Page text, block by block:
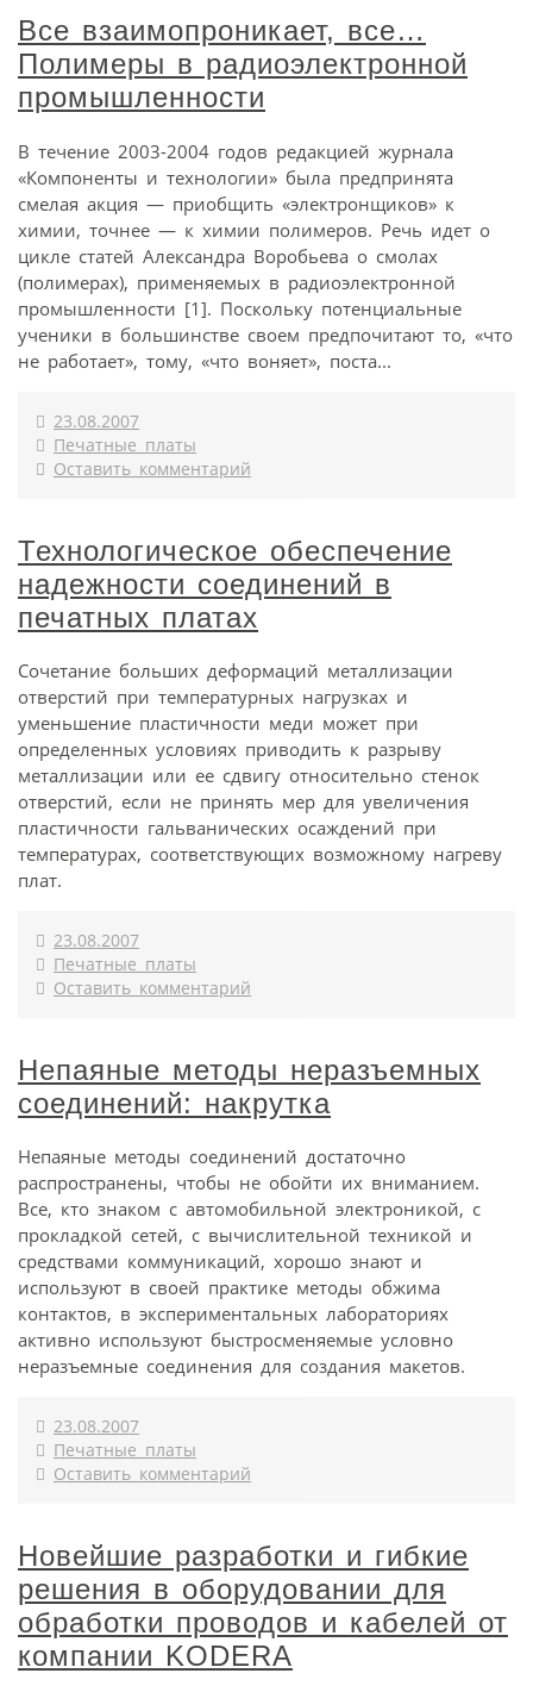
Все взаимопроникает, все…
Полимеры в радиоэлектронной
промышленности
В течение 2003-2004 годов редакцией журнала
«Компоненты и технологии» была предпринята
смелая акция — приобщить «электронщиков» к
химии, точнее — к химии полимеров. Речь идет о
цикле статей Александра Воробьева о смолах
(полимерах), применяемых в радиоэлектронной
промышленности [1]. Поскольку потенциальные
ученики в большинстве своем предпочитают то, «что
не работает», тому, «что воняет», поста...
23.08.2007
Печатные платы
Оставить комментарий
Технологическое обеспечение
надежности соединений в
печатных платах
Сочетание больших деформаций металлизации
отверстий при температурных нагрузках и
уменьшение пластичности меди может при
определенных условиях приводить к разрыву
металлизации или ее сдвигу относительно стенок
отверстий, если не принять мер для увеличения
пластичности гальванических осаждений при
температурах, соответствующих возможному нагреву
плат.
23.08.2007
Печатные платы
Оставить комментарий
Непаяные методы неразъемных
соединений: накрутка
Непаяные методы соединений достаточно
распространены, чтобы не обойти их вниманием.
Все, кто знаком с автомобильной электроникой, с
прокладкой сетей, с вычислительной техникой и
средствами коммуникаций, хорошо знают и
используют в своей практике методы обжима
контактов, в экспериментальных лабораториях
активно используют быстросменяемые условно
неразъемные соединения для создания макетов.
23.08.2007
Печатные платы
Оставить комментарий
Новейшие разработки и гибкие
решения в оборудовании для
обработки проводов и кабелей от
компании KODERA